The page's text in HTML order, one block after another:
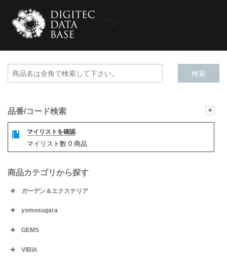
品番/コード検索
マイリストを確認
マイリスト数 0 商品
商品カテゴリから探す
ガーデン＆エクステリア
yomosugara
GEMS
VIBIA